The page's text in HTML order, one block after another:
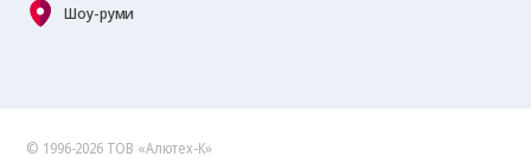
Шоу-руми
© 1996-2026 ТОВ «Алютех‑К»